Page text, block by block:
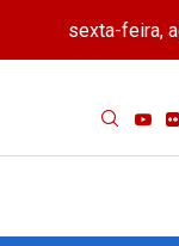
sexta-feira,